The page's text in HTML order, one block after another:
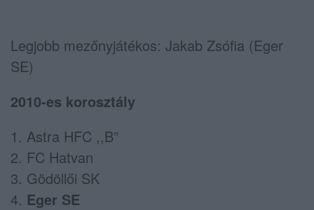
Legjobb mezőnyjátékos: Jakab Zsófia (Eger
SE)
2010-es korosztály
1. Astra HFC ,,B”
2. FC Hatvan
3. Gödöllői SK
4. Eger SE